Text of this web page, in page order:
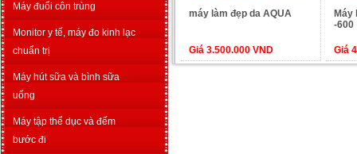
Máy đuổi côn trùng
Monitor y tế, máy đo kinh lạc
chuẩn trị
Máy hút sữa và bình sữa
uống
Máy tập thể dục và đếm
bước đi
máy làm đẹp da AQUA
Giá 3.500.000 VND
Máy
-600
Giá